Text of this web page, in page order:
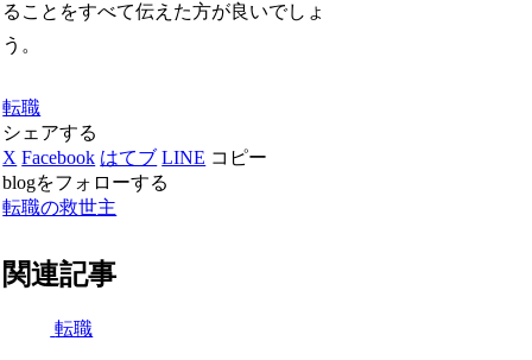
ることをすべて伝えた方が良いでしょ
う。
転職
シェアする
X Facebook はてブ LINE コピー
blogをフォローする
転職の救世主
関連記事
転職